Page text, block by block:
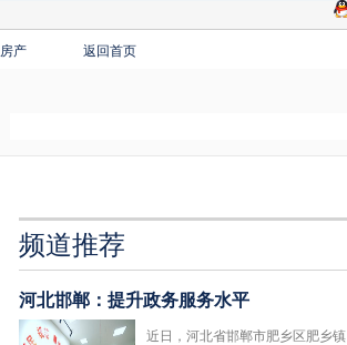
房产 返回首页
频道推荐
河北邯郸：提升政务服务水平
近日，河北省邯郸市肥乡区肥乡镇